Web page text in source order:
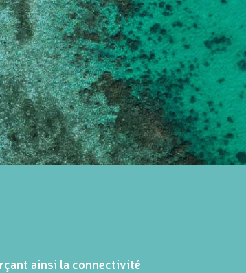
ainsi la connectivité